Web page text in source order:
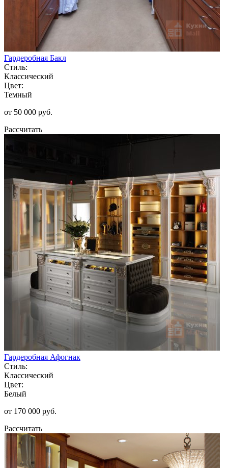
Гардеробная Бакл
Стиль:
Классический
Цвет:
Темный
от 50 000 руб.
Рассчитать
Гардеробная Афогнак
Стиль:
Классический
Цвет:
Белый
от 170 000 руб.
Рассчитать